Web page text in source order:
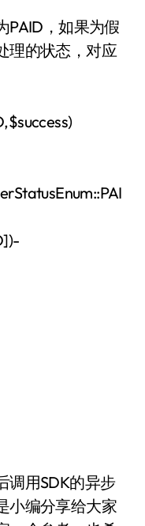
PAID，如果为假
理的状态，对应
调用SDK的异步
小编分享给大家